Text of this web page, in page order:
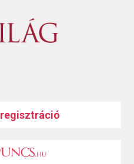
regisztráció